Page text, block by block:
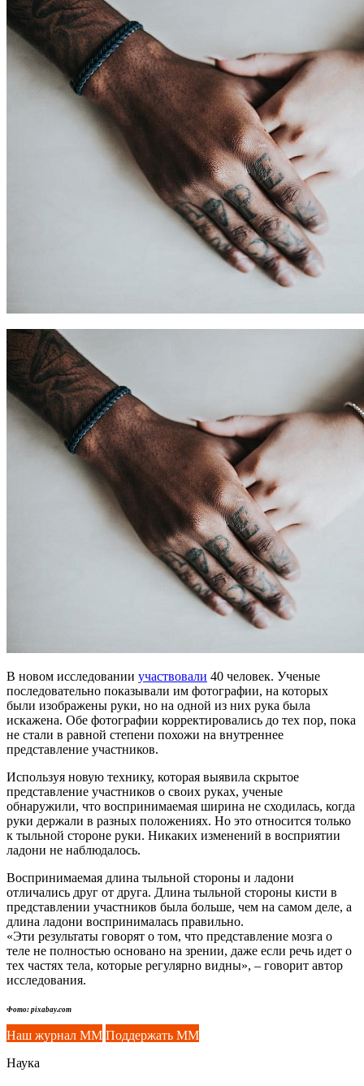
В новом исследовании участвовали 40 человек. Ученые
последовательно показывали им фотографии, на которых
были изображены руки, но на одной из них рука была
искажена. Обе фотографии корректировались до тех пор, пока
не стали в равной степени похожи на внутреннее
представление участников.
Используя новую технику, которая выявила скрытое
представление участников о своих руках, ученые
обнаружили, что воспринимаемая ширина не сходилась, когда
руки держали в разных положениях. Но это относится только
к тыльной стороне руки. Никаких изменений в восприятии
ладони не наблюдалось.
Воспринимаемая длина тыльной стороны и ладони
отличались друг от друга. Длина тыльной стороны кисти в
представлении участников была больше, чем на самом деле, а
длина ладони воспринималась правильно.
«Эти результаты говорят о том, что представление мозга о
теле не полностью основано на зрении, даже если речь идет о
тех частях тела, которые регулярно видны», – говорит автор
исследования.
Фото: pixabay.com
Наш журнал ММ Поддержать ММ
Наука